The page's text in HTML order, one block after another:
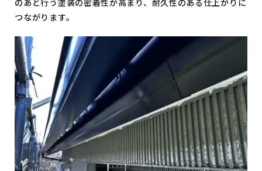
つながります。